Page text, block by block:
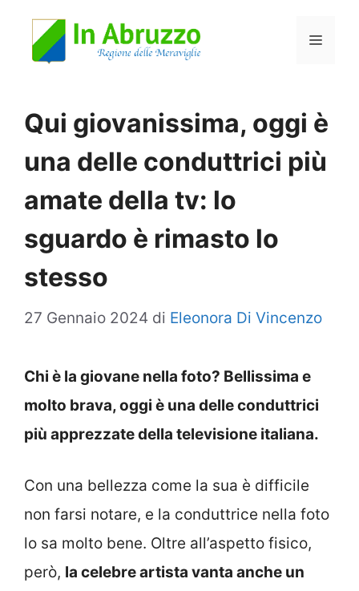
Menu
Qui giovanissima, oggi è
una delle conduttrici più
amate della tv: lo
sguardo è rimasto lo
stesso
27 Gennaio 2024 di Eleonora Di Vincenzo
Chi è la giovane nella foto? Bellissima e
molto brava, oggi è una delle conduttrici
più apprezzate della televisione italiana.
Con una bellezza come la sua è difficile
non farsi notare, e la conduttrice nella foto
lo sa molto bene. Oltre all’aspetto fisico,
però, la celebre artista vanta anche un